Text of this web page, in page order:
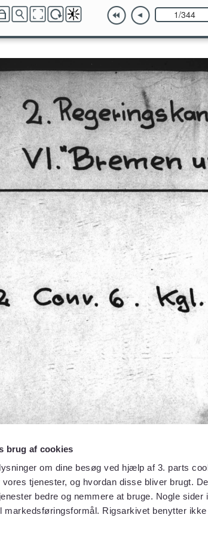
brug af cookies
om dine besøg ved hjælp af 3. parts
tjenester, og hvordan disse bliver brugt.
bedre og nemmere at bruge. Nogle sider
Rigsarkivet benytter